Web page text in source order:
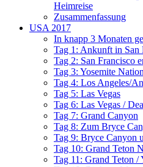
Heimreise
Zusammenfassung
USA 2017
In knapp 3 Monaten
Tag 1: Ankunft in San
Tag 2: San Francisco
Tag 3: Yosemite
Tag 4: Los Angeles/
Tag 5: Las Vegas
Tag 6: Las Vegas /
Tag 7: Grand Canyon
Tag 8: Zum Bryce
Tag 9: Bryce Canyon
Tag 10: Grand Teton
Tag 11: Grand Teton